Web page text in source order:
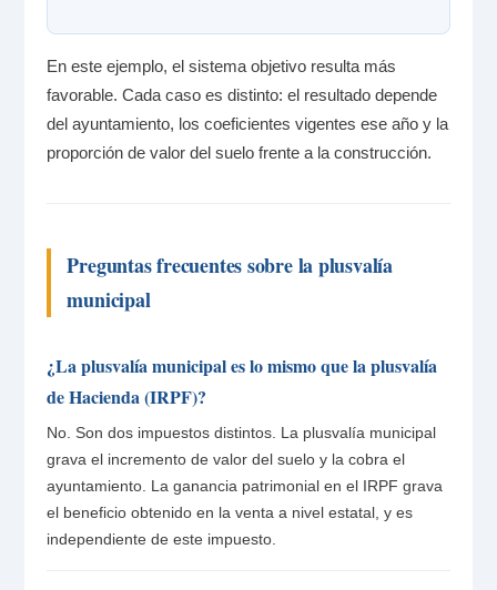
En este ejemplo, el sistema objetivo resulta más
favorable. Cada caso es distinto: el resultado depende
del ayuntamiento, los coeficientes vigentes ese año y la
proporción de valor del suelo frente a la construcción.
Preguntas frecuentes sobre la plusvalía
municipal
¿La plusvalía municipal es lo mismo que la plusvalía
de Hacienda (IRPF)?
No. Son dos impuestos distintos. La plusvalía municipal
grava el incremento de valor del suelo y la cobra el
ayuntamiento. La ganancia patrimonial en el IRPF grava
el beneficio obtenido en la venta a nivel estatal, y es
independiente de este impuesto.